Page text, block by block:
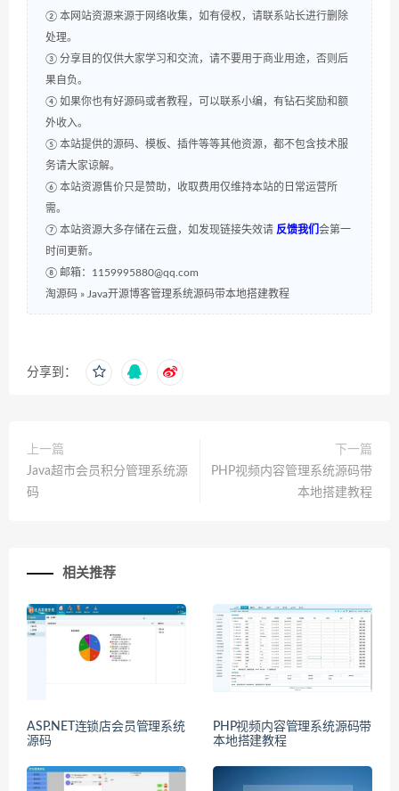
② 本网站资源来源于网络收集，如有侵权，请联系站长进行删除
处理。
③ 分享目的仅供大家学习和交流，请不要用于商业用途，否则后
果自负。
④ 如果你也有好源码或者教程，可以联系小编，有钻石奖励和额
外收入。
⑤ 本站提供的源码、模板、插件等等其他资源，都不包含技术服
务请大家谅解。
⑥ 本站资源售价只是赞助，收取费用仅维持本站的日常运营所
需。
⑦ 本站资源大多存储在云盘，如发现链接失效请 反馈我们 会第一
时间更新。
⑧ 邮箱：1159995880@qq.com
淘源码 » Java开源博客管理系统源码带本地搭建教程
分享到：
上一篇
Java超市会员积分管理系统源
码
下一篇
PHP视频内容管理系统源码带
本地搭建教程
相关推荐
ASP.NET连锁店会员管理系统
源码
PHP视频内容管理系统源码带
本地搭建教程